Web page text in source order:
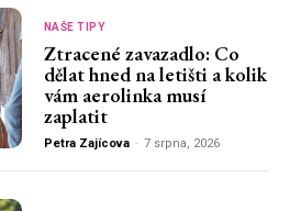
NAŠE TIPY
Ztracené zavazadlo: Co
dělat hned na letišti a kolik
vám aerolinka musí
zaplatit
Petra Zajícova - 7 srpna, 2026